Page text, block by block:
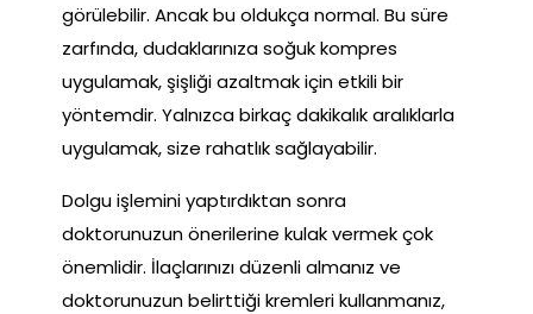
görülebilir. Ancak bu oldukça normal. Bu süre
zarfında, dudaklarınıza soğuk kompres
uygulamak, şişliği azaltmak için etkili bir
yöntemdir. Yalnızca birkaç dakikalık aralıklarla
uygulamak, size rahatlık sağlayabilir.
Dolgu işlemini yaptırdıktan sonra
doktorunuzun önerilerine kulak vermek çok
önemlidir. İlaçlarınızı düzenli almanız ve
doktorunuzun belirttiği kremleri kullanmanız,